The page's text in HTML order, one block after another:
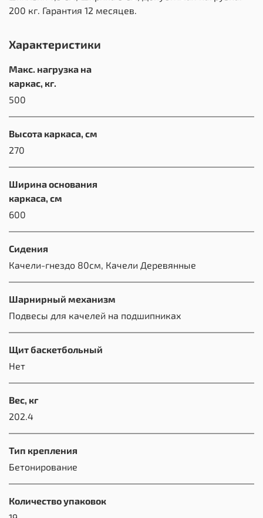
200 кг. Гарантия 12 месяцев.
Характеристики
Макс. нагрузка на
каркас, кг.
500
Высота каркаса, см
270
Ширина основания
каркаса, см
600
Сидения
Качели-гнездо 80см, Качели Деревянные
Шарнирный механизм
Подвесы для качелей на подшипниках
Щит баскетбольный
Нет
Вес, кг
202.4
Тип крепления
Бетонирование
Количество упаковок